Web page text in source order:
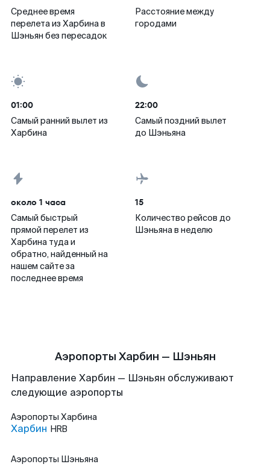
Среднее время
перелета из Харбина в
Шэньян без пересадок
Расстояние между
городами
01:00
Самый ранний вылет из
Харбина
22:00
Самый поздний вылет
до Шэньяна
около 1 часа
Самый быстрый
прямой перелет из
Харбина туда и
обратно, найденный на
нашем сайте за
последнее время
15
Количество рейсов до
Шэньяна в неделю
Аэропорты Харбин — Шэньян
Направление Харбин — Шэньян обслуживают
следующие аэропорты
Аэропорты Харбина
Харбин HRB
Аэропорты Шэньяна